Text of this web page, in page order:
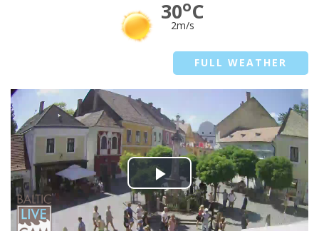
30oC
2m/s
FULL WEATHER
Play
Video